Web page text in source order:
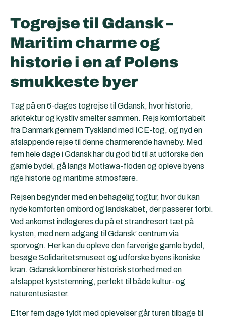
Togrejse til Gdansk –
Maritim charme og
historie i en af Polens
smukkeste byer
Tag på en 6-dages togrejse til Gdansk, hvor historie,
arkitektur og kystliv smelter sammen. Rejs komfortabelt
fra Danmark gennem Tyskland med ICE-tog, og nyd en
afslappende rejse til denne charmerende havneby. Med
fem hele dage i Gdansk har du god tid til at udforske den
gamle bydel, gå langs Motława-floden og opleve byens
rige historie og maritime atmosfære.
Rejsen begynder med en behagelig togtur, hvor du kan
nyde komforten ombord og landskabet, der passerer forbi.
Ved ankomst indlogeres du på et strandresort tæt på
kysten, med nem adgang til Gdansk’ centrum via
sporvogn. Her kan du opleve den farverige gamle bydel,
besøge Solidaritetsmuseet og udforske byens ikoniske
kran. Gdansk kombinerer historisk storhed med en
afslappet kyststemning, perfekt til både kultur- og
naturentusiaster.
Efter fem dage fyldt med oplevelser går turen tilbage til